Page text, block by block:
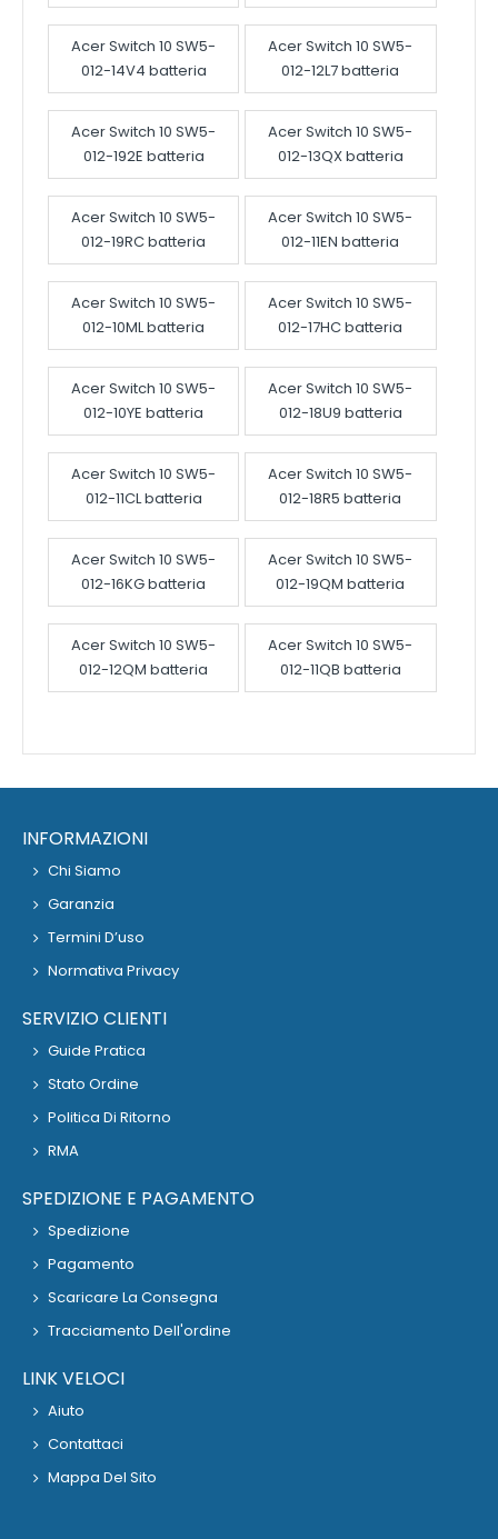
Acer Switch 10 SW5-
012-14V4 batteria
Acer Switch 10 SW5-
012-12L7 batteria
Acer Switch 10 SW5-
012-192E batteria
Acer Switch 10 SW5-
012-13QX batteria
Acer Switch 10 SW5-
012-19RC batteria
Acer Switch 10 SW5-
012-11EN batteria
Acer Switch 10 SW5-
012-10ML batteria
Acer Switch 10 SW5-
012-17HC batteria
Acer Switch 10 SW5-
012-10YE batteria
Acer Switch 10 SW5-
012-18U9 batteria
Acer Switch 10 SW5-
012-11CL batteria
Acer Switch 10 SW5-
012-18R5 batteria
Acer Switch 10 SW5-
012-16KG batteria
Acer Switch 10 SW5-
012-19QM batteria
Acer Switch 10 SW5-
012-12QM batteria
Acer Switch 10 SW5-
012-11QB batteria
INFORMAZIONI
Chi Siamo
Garanzia
Termini D’uso
Normativa Privacy
SERVIZIO CLIENTI
Guide Pratica
Stato Ordine
Politica Di Ritorno
RMA
SPEDIZIONE E PAGAMENTO
Spedizione
Pagamento
Scaricare La Consegna
Tracciamento Dell'ordine
LINK VELOCI
Aiuto
Contattaci
Mappa Del Sito